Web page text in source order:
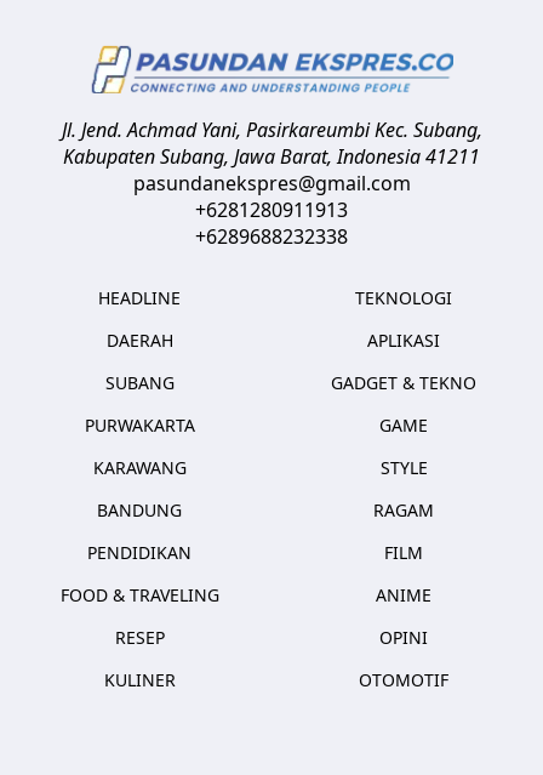
Jl. Jend. Achmad Yani, Pasirkareumbi Kec. Subang,
Kabupaten Subang, Jawa Barat,Indonesia41211
pasundanekspres@gmail.com
+6281280911913
+6289688232338
HEADLINE
DAERAH
SUBANG
PURWAKARTA
KARAWANG
BANDUNG
PENDIDIKAN
FOOD & TRAVELING
RESEP
KULINER
TEKNOLOGI
APLIKASI
GADGET & TEKNO
GAME
STYLE
RAGAM
FILM
ANIME
OPINI
OTOMOTIF